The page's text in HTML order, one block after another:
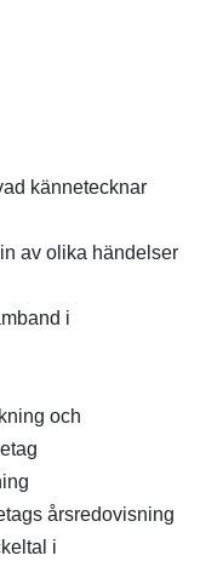
kännetecknar
av olika händelser
i
och
årsredovisning
i